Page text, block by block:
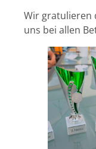
Wir gratulieren
uns bei allen